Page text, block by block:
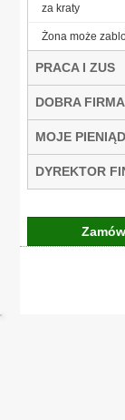
za kraty
Żona może
PRACA I ZUS
DOBRA FIRMA
MOJE
DYREKTOR